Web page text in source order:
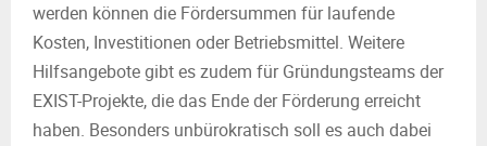
werden können die Fördersummen für laufende
Kosten, Investitionen oder Betriebsmittel. Weitere
Hilfsangebote gibt es zudem für Gründungsteams der
EXIST-Projekte, die das Ende der Förderung erreicht
haben. Besonders unbürokratisch soll es auch dabei